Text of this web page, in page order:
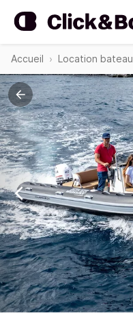
Accueil Location bateau